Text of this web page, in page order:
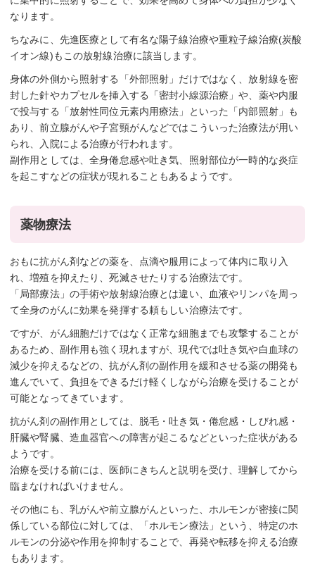
なります。
ちなみに、先進医療として有名な陽子線治療や重粒子線治療(炭酸
イオン線)もこの放射線治療に該当します。
身体の外側から照射する「外部照射」だけではなく、放射線を密
封した針やカプセルを挿入する「密封小線源治療」や、薬や内服
で投与する「放射性同位元素内用療法」といった「内部照射」も
あり、前立腺がんや子宮頸がんなどではこういった治療法が用い
られ、入院による治療が行われます。
副作用としては、全身倦怠感や吐き気、照射部位が一時的な炎症
を起こすなどの症状が現れることもあるようです。
薬物療法
おもに抗がん剤などの薬を、点滴や服用によって体内に取り入
れ、増殖を抑えたり、死滅させたりする治療法です。
「局部療法」の手術や放射線治療とは違い、血液やリンパを周っ
て全身のがんに効果を発揮する頼もしい治療法です。
ですが、がん細胞だけではなく正常な細胞までも攻撃することが
あるため、副作用も強く現れますが、現代では吐き気や白血球の
減少を抑えるなどの、抗がん剤の副作用を緩和させる薬の開発も
進んでいて、負担をできるだけ軽くしながら治療を受けることが
可能となってきています。
抗がん剤の副作用としては、脱毛・吐き気・倦怠感・しびれ感・
肝臓や腎臓、造血器官への障害が起こるなどといった症状がある
ようです。
治療を受ける前には、医師にきちんと説明を受け、理解してから
臨まなければいけません。
その他にも、乳がんや前立腺がんといった、ホルモンが密接に関
係している部位に対しては、「ホルモン療法」という、特定のホ
ルモンの分泌や作用を抑制することで、再発や転移を抑える治療
もあります。